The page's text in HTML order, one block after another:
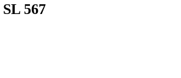
SL 567